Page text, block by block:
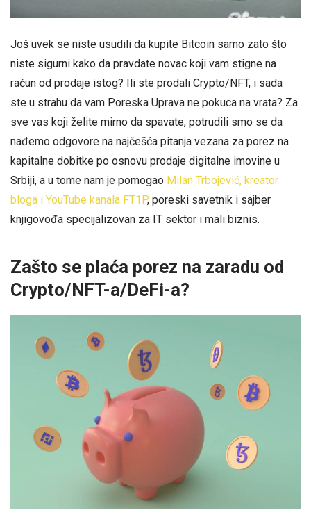
Još uvek se niste usudili da kupite Bitcoin samo zato što
niste sigurni kako da pravdate novac koji vam stigne na
račun od prodaje istog? Ili ste prodali Crypto/NFT, i sada
ste u strahu da vam Poreska Uprava ne pokuca na vrata? Za
sve vas koji želite mirno da spavate, potrudili smo se da
nađemo odgovore na najčešća pitanja vezana za porez na
kapitalne dobitke po osnovu prodaje digitalne imovine u
Srbiji, a u tome nam je pomogao Milan Trbojević, kreator
bloga i YouTube kanala FT1P, poreski savetnik i sajber
knjigovođa specijalizovan za IT sektor i mali biznis.
Zašto se plaća porez na zaradu od
Crypto/NFT-a/DeFi-a?